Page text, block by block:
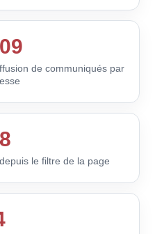
de communiqués par
le filtre de la page